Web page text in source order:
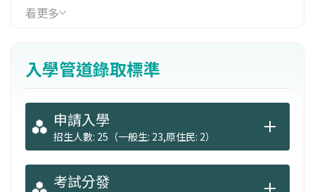
程」。學生於選修完畢此課程學程後，將給予
看更多
入學管道錄取標準
申請入學
招生人數: 25（一般生: 23,原住民: 2）
考試分發